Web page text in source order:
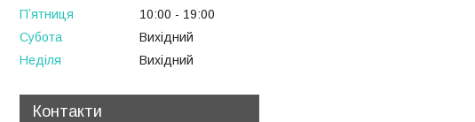
Пʼятниця
10:00
19:00
Субота
Вихідний
Неділя
Вихідний
Контакти